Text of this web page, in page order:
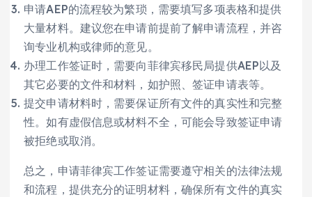
申请AEP的流程较为繁琐，需要填写多项表格和提供
大量材料。建议您在申请前提前了解申请流程，并咨
询专业机构或律师的意见。
办理工作签证时，需要向菲律宾移民局提供AEP以及
其它必要的文件和材料，如护照、签证申请表等。
提交申请材料时，需要保证所有文件的真实性和完整
性。如有虚假信息或材料不全，可能会导致签证申请
被拒绝或取消。
总之，申请菲律宾工作签证需要遵守相关的法律法规
和流程，提供充分的证明材料，确保所有文件的真实